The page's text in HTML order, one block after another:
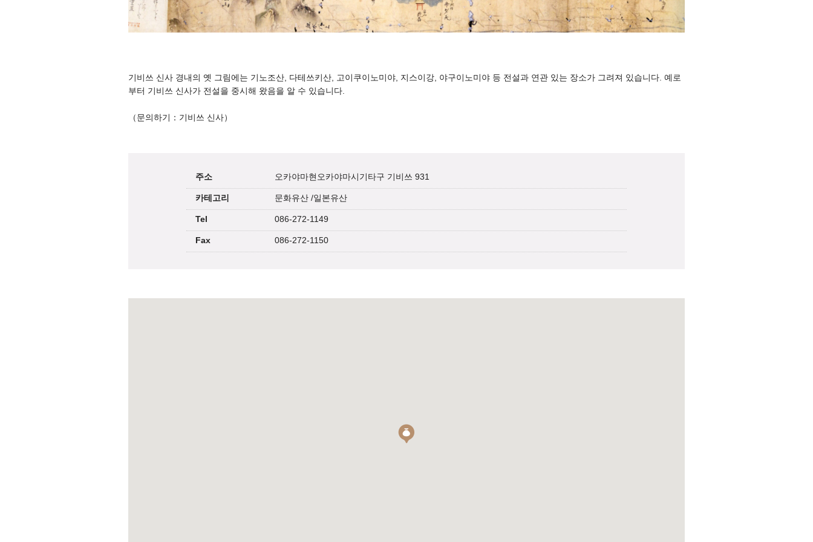
기비쓰 신사 경내의 옛 그림에는 기노조산, 다테쓰키산, 고이쿠이노미야, 지스이강, 야구이노미야 등 전설과 연관 있는 장소가 그려져 있습니다. 예로
부터 기비쓰 신사가 전설을 중시해 왔음을 알 수 있습니다.
（문의하기：기비쓰 신사）
주소 오카야마현오카야마시기타구 기비쓰 931
카테고리 문화유산 /일본유산
Tel 086-272-1149
Fax 086-272-1150